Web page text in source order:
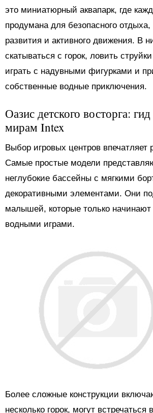
это миниатюрный аквапарк, где
продумана для безопасного отдыха,
развития и активного движения. В
скатываться с горок, ловить
играть с надувными фигурками и
собственные водные приключения.
Оазис детского восторга:
мирам Intex
Выбор игровых центров впечатляет
Самые простые модели
неглубокие бассейны с мягкими
декоративными элементами. Они
малышей, которые только начинают
водными играми.
Более сложные конструкции
несколько горок, могут встречаться